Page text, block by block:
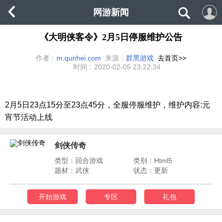
网游新闻
《大明侠客令》2月5日停服维护公告
作者： m.qunhei.com 来源： 群黑游戏 去首页>>
时间： 2020-02-05 23:22:34
2月5日23点15分至23点45分，全服停服维护，维护内容:元
宵节活动上线
剑侠传奇
类型：回合游戏
类别：Html5
题材：武侠
状态：更新
开始游戏 专区 礼包